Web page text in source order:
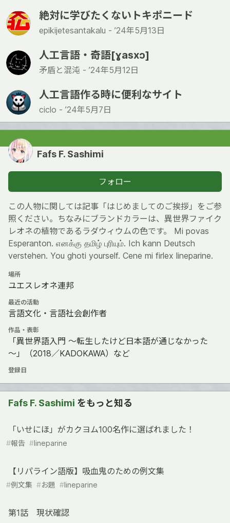
絶対に学びたくないトキポニード
epikijetesantakalu - ’24年5月13日
人工言語・奇語[ɣasxɔ]
矛盾と混沌 - ’24年5月12日
人工言語作る時に便利なサイト
ciclo - ’24年5月7日
Fafs F. Sashimi
フォロー
この人物に関しては記事「はじめましてのご挨拶」をご参
照ください。ちなみにブランドカラーは、異世界ファイク
レオネの植物であるラダウィウムの色です。 Mi povas
Esperanton. எனக்கு தமிழ் புரியும். Ich kann Deutsch
verstehen. You ghoti yourself. Cene mi firlex lineparine.
場所
ユエスレオネ連邦
最近の活動
言語文化・言語社会創作者
作品・表彰
「異世界語入門 ～転生したけど日本語が通じなかった
～」（2018／KADOKAWA）など
登録日
Fafs F. Sashimi をもっと知る
「いせにほ」がカクヨム100名作に選ばれました！
#報告 #lineparine
【リパライン語版】吸血鬼のための例文集
#例文集 #お題 #lineparine
第1話 現状確認